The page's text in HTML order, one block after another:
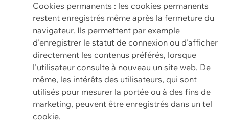
Cookies permanents : les cookies permanents
restent enregistrés même après la fermeture du
navigateur. Ils permettent par exemple
d'enregistrer le statut de connexion ou d'afficher
directement les contenus préférés, lorsque
l'utilisateur consulte à nouveau un site web. De
même, les intérêts des utilisateurs, qui sont
utilisés pour mesurer la portée ou à des fins de
marketing, peuvent être enregistrés dans un tel
cookie.